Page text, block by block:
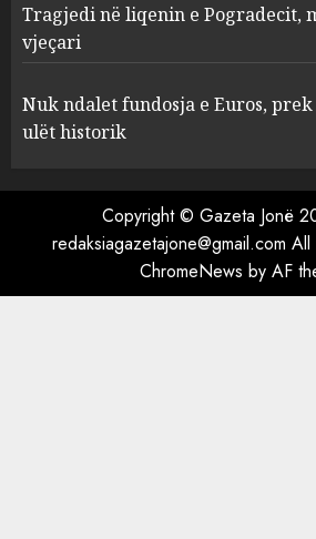
3
4
Tragjedi në
Nuk ndalet
prek nivelin
Tragjedi në liqenin e Pogradecit,
vjeçari
Nuk ndalet fundosja e Euros,
ulët historik
Copyright © Gazeta Jonë
redaksiagazetajone@gmail.com
ChromeNews by AF